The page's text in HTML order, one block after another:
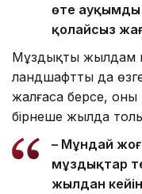
өте ауқымды
қолайсыз
Мұздықтың жылдам
ландшафтты да
жалғаса берсе, оның
бірнеше жылда
– Мұндай
мұздықтар
жылдан